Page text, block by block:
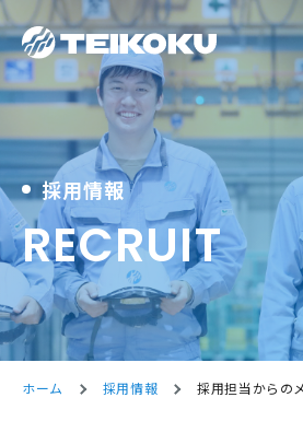
採用情報
RECRUIT
ホーム 採用情報 採用担当からの